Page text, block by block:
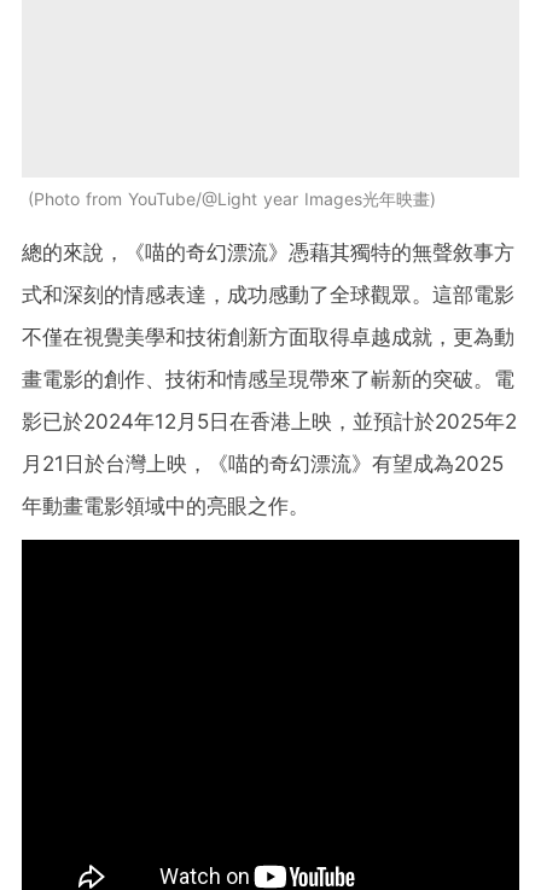
Photo from YouTube/@Light year Images光年映畫
總的來說，《喵的奇幻漂流》憑藉其獨特的無聲敘事方
式和深刻的情感表達，成功感動了全球觀眾。這部電影
不僅在視覺美學和技術創新方面取得卓越成就，更為動
畫電影的創作、技術和情感呈現帶來了嶄新的突破。電
影已於2024年12月5日在香港上映，並預計於2025年2
月21日於台灣上映，《喵的奇幻漂流》有望成為2025
年動畫電影領域中的亮眼之作。